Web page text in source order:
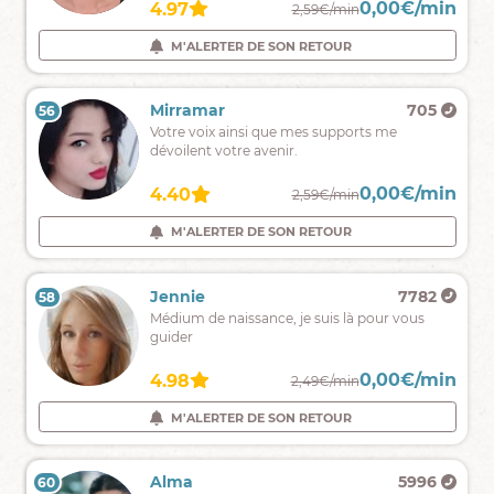
force
destin.
et
auditive,
sincère,
sans
4.90 0,00€/min
M'ALERTER DE SON RETOUR
4.97 2,59€/min0,00€/min
M'ALERTER DE SON RETOUR
55 Emy
1688
Savoir
pour
4.90 2,39€/min 0,00€/min
M'ALERTER DE SON RETOUR
56 Mirramar 705
Votre voix ainsi que mes supports me
dévoilent votre avenir.
4.40 2,59€/min0,00€/min
M'ALERTER DE SON RETOUR
57 Mateo
3926
✨Médium
Spirit,
vous
guiderai
dans
votre
chemin
vie.
4.99 2,69€/min 0,00€/min
M'ALERTER DE SON RETOUR
58 Jennie 7782
Médium de naissance, je suis là pour vous
guider
4.98 2,49€/min0,00€/min
M'ALERTER DE SON RETOUR
59 Cyrina
4913
60 Alma 5996